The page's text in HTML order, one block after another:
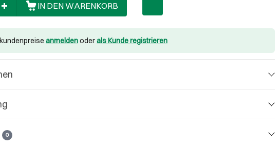
IN DEN WARENKORB
anmeldenoderals Kunde registrieren
0